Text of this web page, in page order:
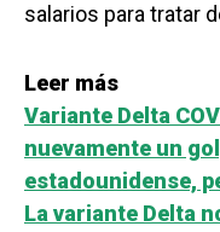
salarios para tratar
Leer más
Variante Delta
nuevamente un
estadounidense,
La variante Delta